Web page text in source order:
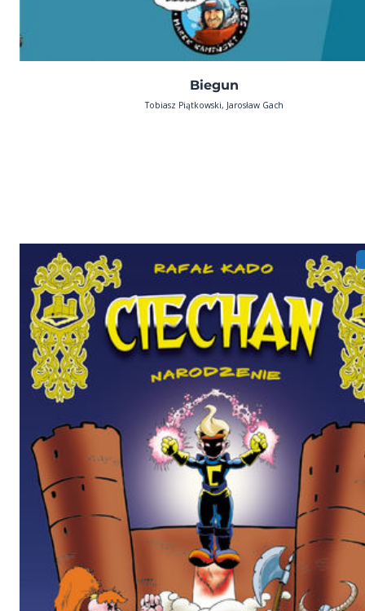
Biegun
Tobiasz Piątkowski, Jarosław Gach